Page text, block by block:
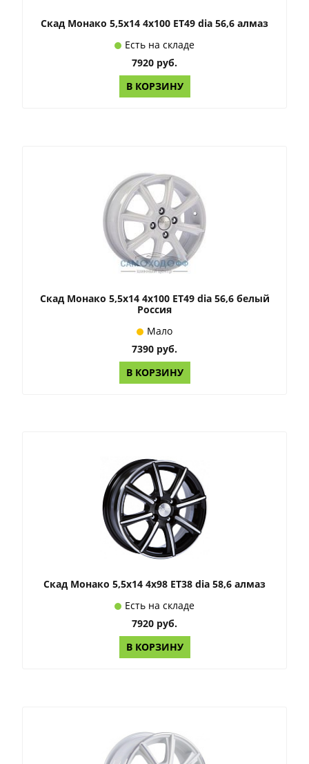
Скад Монако 5,5x14 4x100 ET49 dia 56,6 алмаз
Есть на складе
7920 руб.
В КОРЗИНУ
Скад Монако 5,5x14 4x100 ET49 dia 56,6 белый
Россия
Мало
7390 руб.
В КОРЗИНУ
Скад Монако 5,5x14 4x98 ET38 dia 58,6 алмаз
Есть на складе
7920 руб.
В КОРЗИНУ